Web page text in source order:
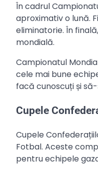
În cadrul
aproximativ o lună.
eliminatorie. În
mondială.
Campionatul
cele mai bune
facă cunoscuți și
Cupele
Cupele
Fotbal. Aceste
pentru echipele